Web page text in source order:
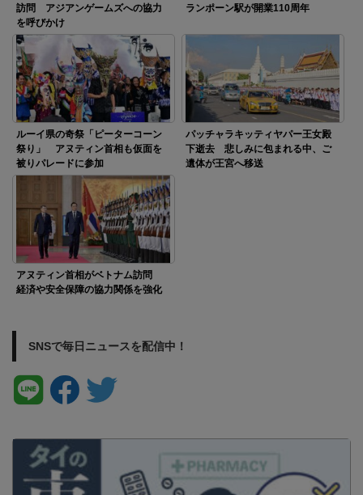
訪問 アジアンゲームズへの協力
を呼びかけ
ランポーン駅が開業110周年
ルーイ県の奇祭「ピーターコーン
祭り」 アヌティン首相も仮面を
被りパレードに参加
パッチャラキッティヤパー王女殿
下逝去 悲しみに包まれる中、ご
遺体が王宮へ移送
アヌティン首相がベトナム訪問
経済や安全保障の協力関係を強化
SNSで毎日ニュースを配信中！